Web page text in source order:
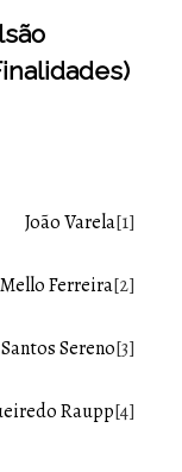
João Varela[1]
Ferreira[2]
Sereno[3]
Raupp[4]